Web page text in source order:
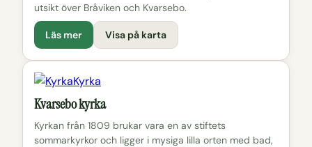
utsikt över Bråviken och Kvarsebo.
Läs mer Visa på karta
Kyrka
Kvarsebo kyrka
Kyrkan från 1809 brukar vara en av stiftets
sommarkyrkor och ligger i mysiga lilla orten med bad,